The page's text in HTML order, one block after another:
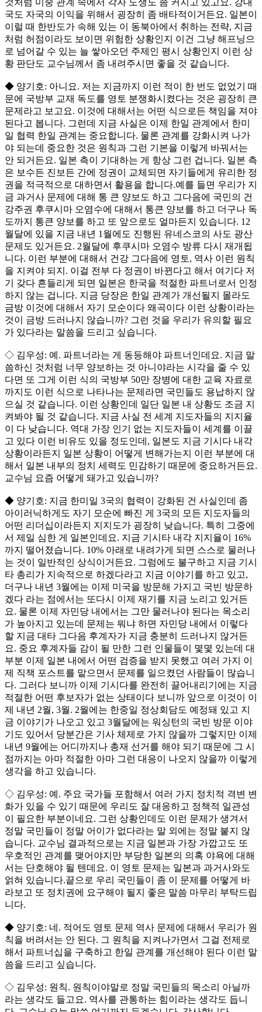
것처럼 미중 관계 속에서 각자 도생도 좀 커지고 있고요. 강대
국도 자국의 이익을 위해서 굉장히 좀 배타적이거든요. 일본이
이럴 때 한반도가 속해 있는 이 동북아에서 취하는 전략, 지금
처럼 허점이라도 보이면 위험한 상황인지 이건 그냥 해프닝으
로 넘어갈 수 있는 늘 쌓아오던 주제인 평시 상황인지 이런 상
황 판단도 교수님께서 좀 내려주시면 좋을 것 같습니다.
◆ 양기호: 아니요. 저는 지금까지 이런 적이 한 번도 없었기 때
문에 국방부 교재 독도를 영토 분쟁화시켰다는 것은 굉장히 큰
문제라고 보고요. 이것에 대해서는 어떤 식으로든 책임을 져야
된다고 봅니다. 그런데 지금 사실은 이제 한일 관계에서 한미
일 협력 한일 관계는 중요합니다. 물론 관계를 강화시켜 나가
야 되는데 중요한 것은 원칙과 그런 기본을 이렇게 바꿔서는
안 되거든요. 일본 측이 기대하는 게 항상 그런 겁니다. 일본 측
은 보수든 진보든 간에 정권이 교체되면 자기들에게 유리한 정
권을 적극적으로 대하면서 활용을 합니다.예를 들면 우리가 지
금 과거사 문제에 대해 통 큰 양보도 하고 그다음에 국민의 건
강주권 후쿠시마 오염수에 대해서 통큰 양보를 하고 더구나 독
도까지 통큰 양보를 하고 또 앞으로도 얼마든지 있습니다. 12
월달에 있을 지금 내년 1월에도 진행된 유네스코의 사도 광산
문제도 있거든요. 2월달에 후쿠시마 오염수 방류 다시 재개됩
니다. 이런 부분에 대해서 건강 그다음에 영토, 역사 이런 원칙
을 지켜야 되지. 이걸 전부 다 정권이 바뀐다고 해서 여기다 저
기 갖다 흔들리게 되면 일본은 한국을 적절한 파트너로서 인정
하지 않는 겁니다. 지금 당장은 한일 관계가 개선될지 몰라도
금방 이것에 대해서 자기 모순이다 왜곡이다 이런 상황이라는
것이 금방 드러나지 않습니까? 그런 것을 우리가 유의할 필요
가 있다라는 말씀을 드리고 싶습니다.
◇ 김우성: 예. 파트너라는 게 동등해야 파트너인데요. 지금 말
씀하신 것처럼 너무 양보하는 것 아니야라는 시각을 줄 수 있
다면 또 그게 이런 식의 국방부 50만 장병에 대한 교육 자료로
까지도 이런 식으로 나타나는 문제라면 국민들도 용납하지 않
으실 것 같습니다. 이런 상황인데 일단 일본 내 상황도 조금 지
켜봐야 될 것 같습니다. 지금 사실 전 세계 지도자들의 지지율
이 다 낮습니다. 역대 가장 인기 없는 지도자들이 세계를 이끌
고 있다 이런 비유도 있을 정도인데, 일본도 지금 기시다 내각
상황이라든지 일본 상황이 어떻게 변해가는지 이런 부분에 대
해서 일본 내부의 정치 세력도 민감하기 때문에 중요하거든요.
교수님 요즘 어떻게 돼가고 있습니까?
◆ 양기호: 지금 한미일 3국의 협력이 강화된 건 사실인데 좀
아이러닉하게도 자기 모순에 빠진 게 3국의 모든 지도자들의
어떤 리더십이라든지 지지도가 굉장히 낮습니다. 특히 그중에
서 제일 심한 게 일본인데요. 지금 기시타 내각 지지율이 16%
까지 떨어졌습니다. 10% 아래로 내려가게 되면 스스로 물러나
는 것이 일반적인 상식이거든요. 그럼에도 불구하고 지금 기시
타 총리가 지속적으로 하겠다라고 지금 이야기를 하고 있고,
더구나 내년 3월에는 이제 미국을 방문해 가지고 국빈 방문하
겠다 라는 점에서는 또다시 이제 재기를 지금 노리고 있거든
요. 물론 이제 자민당 내에서는 그만 물러나야 된다는 목소리
가 높아지고 있는데 문제는 뭐냐 하면 자민당 내에서 이렇다
할 지금 대타 그다음 후계자가 지금 충분히 드러나지 않거든
요. 중요 후계자들 감이 될 만한 그런 인물들이 몇몇 있는데 대
부분 이제 일본 내에서 어떤 검증을 받지 못했고 여러 가지 이
제 직책 포스트를 맡으면서 문제를 일으켰던 사람들이 많습니
다. 그러다 보니까 이제 기시다를 완전히 끌어내리기에는 지금
적절한 어떤 후보자가 없는 상태이다 보니까 앞으로 이것이 이
제 내년 2월, 3월. 2월에는 한중일 정상회담도 예정돼 있고 지
금 이야기가 나오고 있고 3월달에는 워싱턴의 국빈 방문 이야
기도 있어서 당분간은 기사 체제로 가지 않을까 그렇지만 이제
내년 9월에는 어디까지나 총재 선거를 해야 되기 때문에 그 시
점까지는 아마 적절한 아마 그런 대응이 나오지 않을까 이렇게
생각을 하고 있습니다.
◇ 김우성: 예. 주요 국가들 포함해서 여러 가지 정치적 격변 변
화가 있을 수 있기 때문에 우리도 잘 대응하고 정책적 일관성
이 필요한 부분이네요. 그런 상황인데도 이런 문제가 생겨서
정말 국민들이 정말 어이가 없다라는 말 외에는 정말 붙지 않
습니다. 교수님 결과적으로는 지금 일본과 가장 가깝고도 또
우호적인 관계를 맺어야지만 부당한 일본의 의혹 야욕에 대해
서는 단호해야 될 텐데요. 이 영토 문제는 일본과 과거사와도
얽혀 있습니다.끝으로 우리 국민들이 좀 이 문제를 어떻게 바
라보고 또 정치권에 요구해야 될지 좋은 말씀 마무리 부탁드립
니다.
◆ 양기호: 네. 적어도 영토 문제 역사 문제에 대해서 우리가 원
칙을 버려서는 안 된다. 그 원칙을 지켜나가면서 그걸 전제로
해서 파트너십을 구축하고 한일 관계를 개선해야 된다 이런 말
씀을 드리고 싶습니다.
◇ 김우성: 원칙. 원칙이야말로 정말 국민들의 목소리 아닐까
라는 생각도 들고요. 역사를 관통하는 힘이라는 생각도 듭니